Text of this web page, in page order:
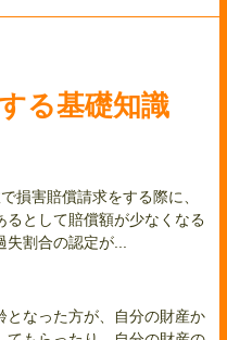
る基礎知識
損害賠償請求をする際に、
るとして賠償額が少なくなる
失割合の認定が...
となった方が、自分の財産か